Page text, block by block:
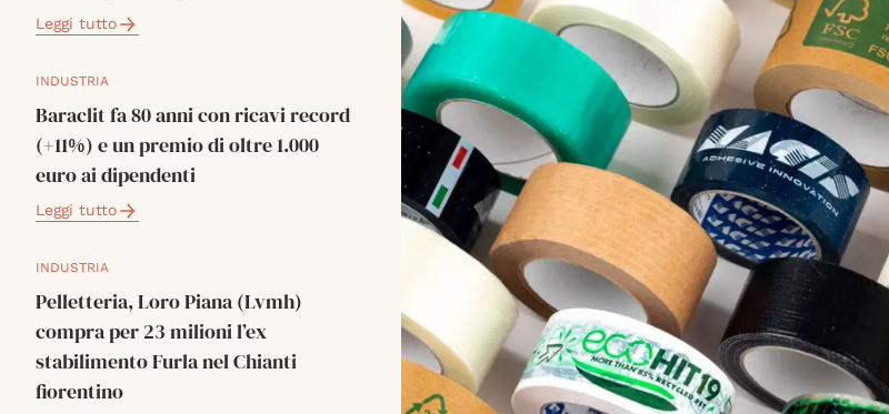
Leggi tutto
INDUSTRIA
Baraclit fa 80 anni con ricavi record
(+11%) e un premio di oltre 1.000
euro ai dipendenti
Leggi tutto
INDUSTRIA
Pelletteria, Loro Piana (Lvmh)
compra per 23 milioni l’ex
stabilimento Furla nel Chianti
fiorentino